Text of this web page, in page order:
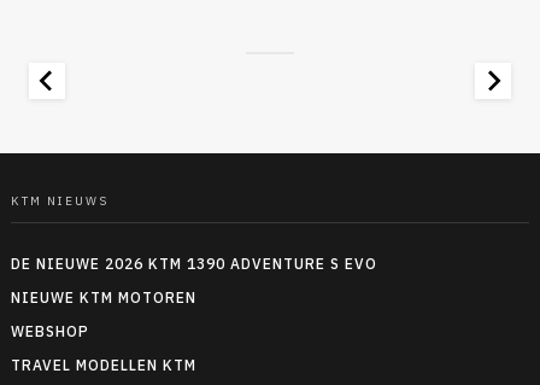
KTM NIEUWS
DE NIEUWE 2026 KTM 1390 ADVENTURE S EVO
NIEUWE KTM MOTOREN
WEBSHOP
TRAVEL MODELLEN KTM